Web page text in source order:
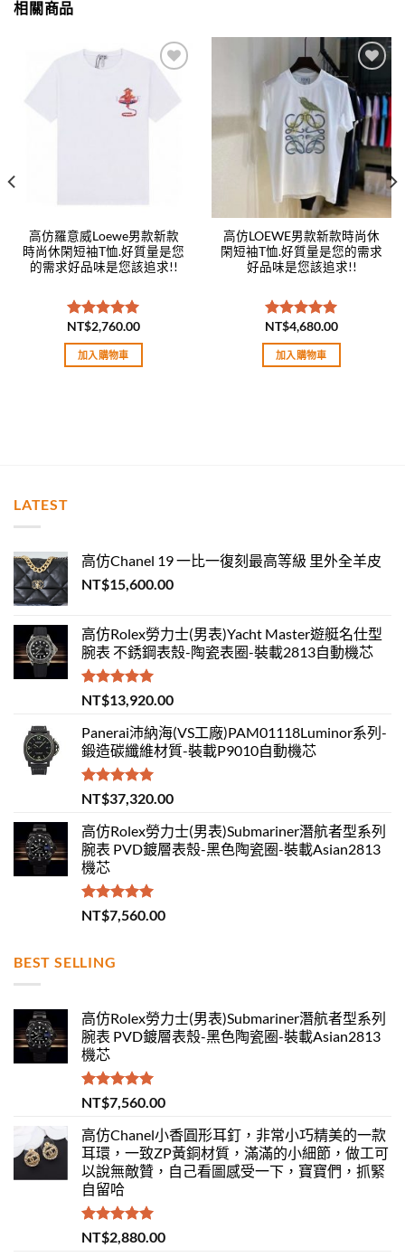
相關商品
高仿羅意威Loewe男款新款
時尚休閑短袖T恤.好質量是您
的需求好品味是您該追求!!
評分5.00
滿分 5
NT$2,760.00
加入購物車
Add to
wishlist
高仿LOEWE男款新款時尚休
閑短袖T恤.好質量是您的需求
好品味是您該追求!!
評分5.00
滿分 5
NT$4,680.00
加入購物車
LATEST
高仿Chanel 19 一比一復刻最高等級 里外全羊皮
NT$15,600.00
高仿Rolex勞力士(男表)Yacht Master遊艇名仕型
腕表 不銹鋼表殼-陶瓷表圈-裝載2813自動機芯
評分5.00
滿分 5
NT$13,920.00
Panerai沛納海(VS工廠)PAM01118Luminor系列-
鍛造碳纖維材質-裝載P9010自動機芯
評分5.00
滿分 5
NT$37,320.00
高仿Rolex勞力士(男表)Submariner潛航者型系列
腕表 PVD鍍層表殼-黑色陶瓷圈-裝載Asian2813
機芯
評分 5.00
滿分 5
NT$7,560.00
BEST SELLING
高仿Rolex勞力士(男表)Submariner潛航者型系列
腕表 PVD鍍層表殼-黑色陶瓷圈-裝載Asian2813
機芯
評分 5.00
滿分 5
NT$7,560.00
高仿Chanel小香圓形耳釘，非常小巧精美的一款
耳環，一致ZP黃銅材質，滿滿的小細節，做工可
以說無敵贊，自己看圖感受一下，寶寶們，抓緊
自留哈
評分 5.00
滿分 5
NT$2,880.00